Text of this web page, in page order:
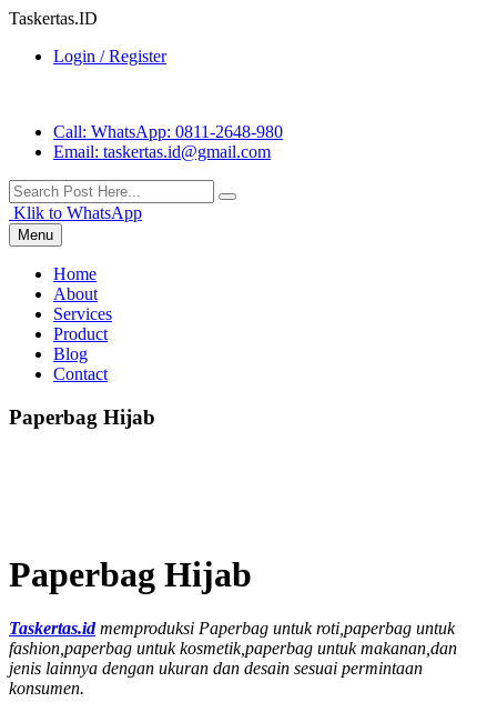
Taskertas.ID
Login / Register
Call: WhatsApp: 0811-2648-980
Email: taskertas.id@gmail.com
Klik to WhatsApp
Menu
Home
About
Services
Product
Blog
Contact
Paperbag Hijab
Paperbag Hijab
Taskertas.idmemproduksi Paperbag untuk roti,paperbag untuk
fashion,paperbag untuk kosmetik,paperbag untuk makanan,dan
jenis lainnya dengan ukuran dan desain sesuai permintaan
konsumen.